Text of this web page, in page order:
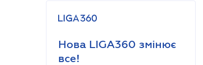
Нова LIGA360 змінює
все!